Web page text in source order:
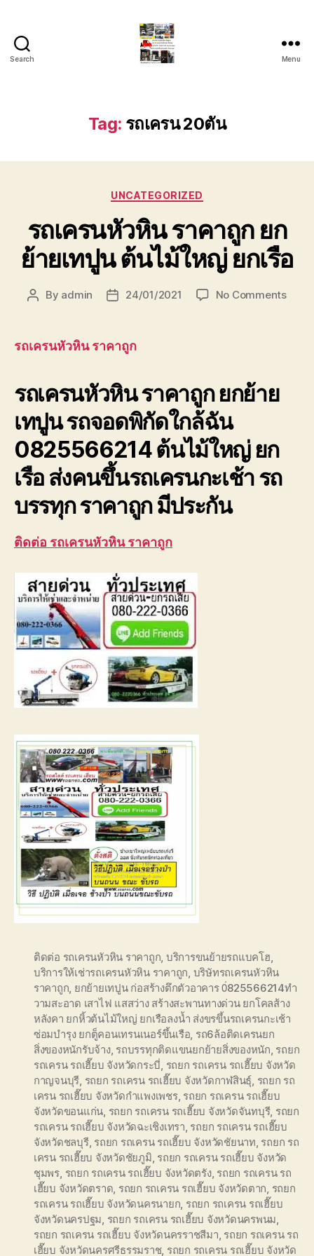
Search
สไลด์
ใน
หัวหิน
ชั่วโมง
โทร
0888000456
Menu
Tag: รถเครน 20ตัน
Categories
UNCATEGORIZED
รถเครนหัวหิน ราคาถูก ยก
ย้ายเทปูน ต้นไม้ใหญ่ ยกเรือ
Post
By admin
Post24/01/2021 No Commentson
รถเครนหัวหิน ราคาถูก
รถเครนหัวหิน ราคาถูก ยกย้าย
เทปูน รถจอดพิกัดใกล้ฉัน
0825566214 ต้นไม้ใหญ่ ยก
เรือ ส่งคนขึ้นรถเครนกะเช้า รถ
บรรทุก ราคาถูก มีประกัน
ติดต่อ รถเครนหัวหิน ราคาถูก
ติดต่อ รถเครนหัวหิน ราคาถูก, บริการขนย้ายรถแบคโฮ,
บริการให้เช่ารถเครนหัวหิน ราคาถูก, บริษัทรถเครนหัวหิน
ราคาถูก, ยกย้ายเทปูน ก่อสร้างตึกตัวอาคาร 0่825566214ทำ
วามสะอาด เสาไฟ แสสว่าง สร้างสะพานทางด่วน ยกโคลส้าง
หลังคา ยกหิ้วต้นไม้ใหญ่ ยกเรือลงน้ำ ส่งขรขึ้นรถเครนกะเช้า
ซ่อมบำรุง ยกตู็คอนเทรนเนอร์ขึ้นเรือ, รถ6ล้อติดเครนยก
สิ่งของหนักรับจ้าง, รถบรรทุกติดแขนยกย้ายสิ่งของหนัก, รถยก
รถเครน รถเฮี๊ยบ จังหวัดกระบี่, รถยก รถเครน รถเฮี๊ยบ จังหวัด
กาญจนบุรี, รถยก รถเครน รถเฮี๊ยบ จังหวัดกาฬสินธุ์, รถยก รถ
เครน รถเฮี๊ยบ จังหวัดกำแพงเพชร, รถยก รถเครน รถเฮี๊ยบ
จังหวัดขอนแก่น, รถยก รถเครน รถเฮี๊ยบ จังหวัดจันทบุรี, รถยก
รถเครน รถเฮี๊ยบ จังหวัดฉะเชิงเทรา, รถยก รถเครน รถเฮี๊ยบ
จังหวัดชลบุรี, รถยก รถเครน รถเฮี๊ยบ จังหวัดชัยนาท, รถยก รถ
เครน รถเฮี๊ยบ จังหวัดชัยภูมิ, รถยก รถเครน รถเฮี๊ยบ จังหวัด
ชุมพร, รถยก รถเครน รถเฮี๊ยบ จังหวัดตรัง, รถยก รถเครน รถ
เฮี๊ยบ จังหวัดตราด, รถยก รถเครน รถเฮี๊ยบ จังหวัดตาก, รถยก
รถเครน รถเฮี๊ยบ จังหวัดนครนายก, รถยก รถเครน รถเฮี๊ยบ
จังหวัดนครปฐม, รถยก รถเครน รถเฮี๊ยบ จังหวัดนครพนม,
รถยก รถเครน รถเฮี๊ยบ จังหวัดนครราชสีมา, รถยก รถเครน รถ
เฮี๊ยบ จังหวัดนครศรีธรรมราช, รถยก รถเครน รถเฮี๊ยบ จังหวัด